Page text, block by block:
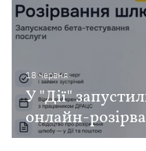
18 червня
У "Дії"
онлайн-